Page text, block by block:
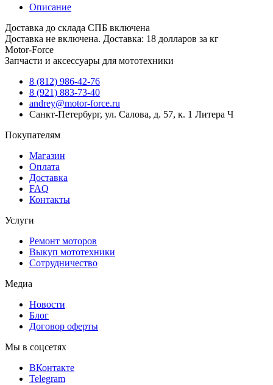
Описание
Доставка до склада СПБ включена
Доставка не включена. Доставка: 18 долларов за кг
Motor-Force
Запчасти и аксессуары для мототехники
8 (812) 986-42-76
8 (921) 883-73-40
andrey@motor-force.ru
Санкт-Петербург, ул. Салова, д. 57, к. 1 Литера Ч
Покупателям
Магазин
Оплата
Доставка
FAQ
Контакты
Услуги
Ремонт моторов
Выкуп мототехники
Сотрудничество
Медиа
Новости
Блог
Договор оферты
Мы в соцсетях
ВКонтакте
Telegram